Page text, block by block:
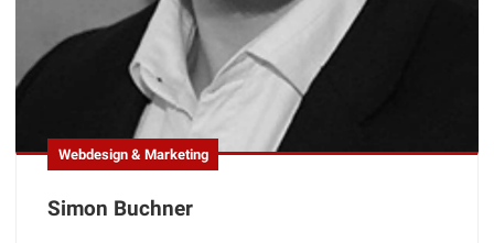
Webdesign & Marketing
Simon Buchner